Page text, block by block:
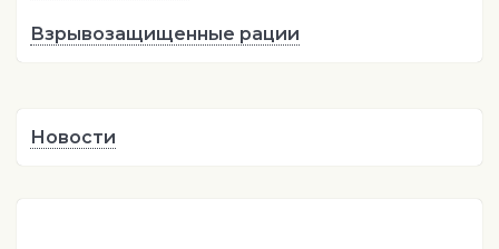
Взрывозащищенные рации
Новости